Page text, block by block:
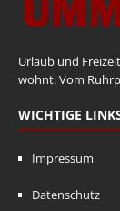
Urlaub und
wohnt. Vom
WICHTIGE
Impressum
Datenschutz